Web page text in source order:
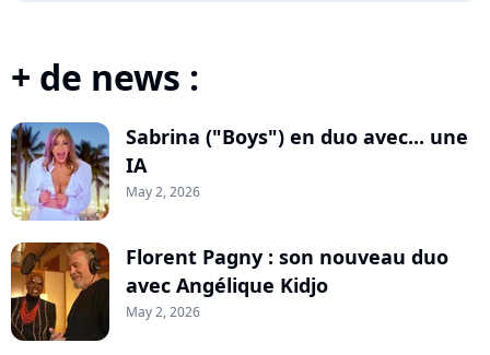
+ de news :
Sabrina ("Boys") en duo avec... une
IA
May 2, 2026
Florent Pagny : son nouveau duo
avec Angélique Kidjo
May 2, 2026